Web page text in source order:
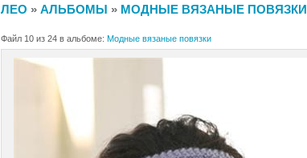
ЛЕО » АЛЬБОМЫ » МОДНЫЕ ВЯЗАНЫЕ ПОВЯЗКИ
Файл 10 из 24 в альбоме: Модные вязаные повязки